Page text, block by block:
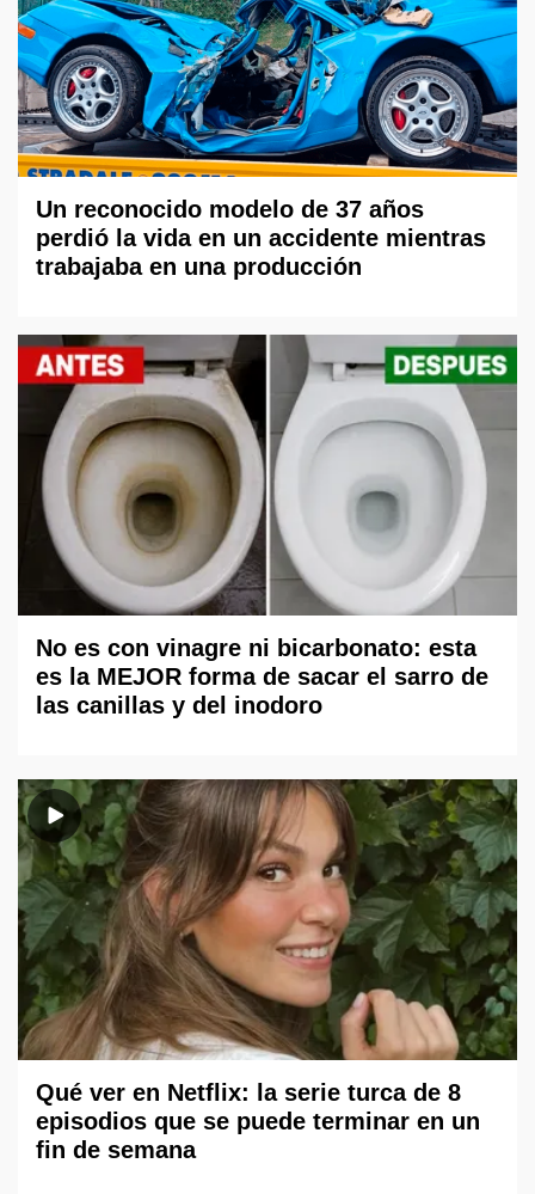
Un reconocido modelo de 37 años
perdió la vida en un accidente mientras
trabajaba en una producción
No es con vinagre ni bicarbonato: esta
es la MEJOR forma de sacar el sarro de
las canillas y del inodoro
Qué ver en Netflix: la serie turca de 8
episodios que se puede terminar en un
fin de semana